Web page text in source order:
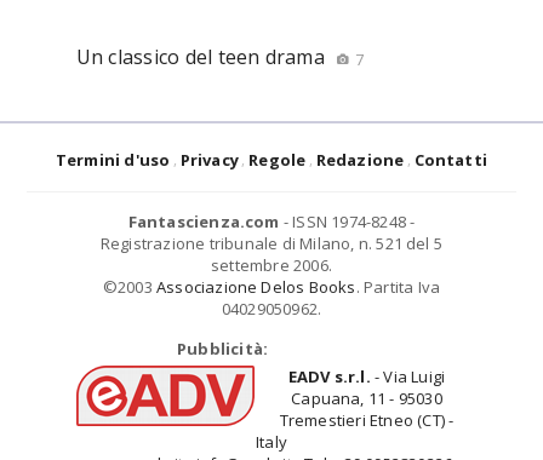
Un classico del teen drama 7
Termini d'uso Privacy Regole Redazione Contatti
Fantascienza.com - ISSN 1974-8248 -
Registrazione tribunale di Milano, n. 521 del 5
settembre 2006.
©2003 Associazione Delos Books. Partita Iva
04029050962.
Pubblicità:
EADV s.r.l. - Via Luigi
Capuana, 11 - 95030
Tremestieri Etneo (CT) -
Italy